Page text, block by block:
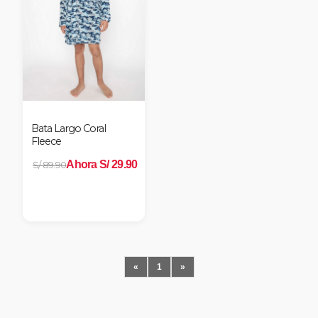
Bata Largo Coral
Fleece
S/ 89.90Ahora S/ 29.90
« 1 »